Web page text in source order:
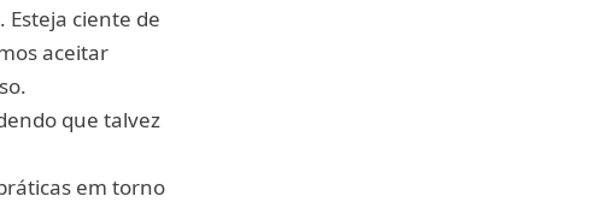
Esteja ciente de
aceitar
que talvez
em torno